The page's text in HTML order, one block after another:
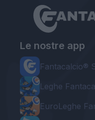
Le nostre app
Fantacalcio®
Leghe
EuroLeghe